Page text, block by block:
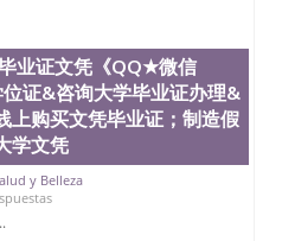
怎么办理QQ微信
制作QQ微信551190476办
国外大学有毕业
外毕业证价格QQ微信
微信551190476办理国外
办国外可查文凭
真文凭可信吗QQ微信
询机构QQ微信551190476
业证文凭《QQ★微信
证&咨询大学毕业证办理&
上购买文凭毕业证；制造假
学文凭
y Belleza